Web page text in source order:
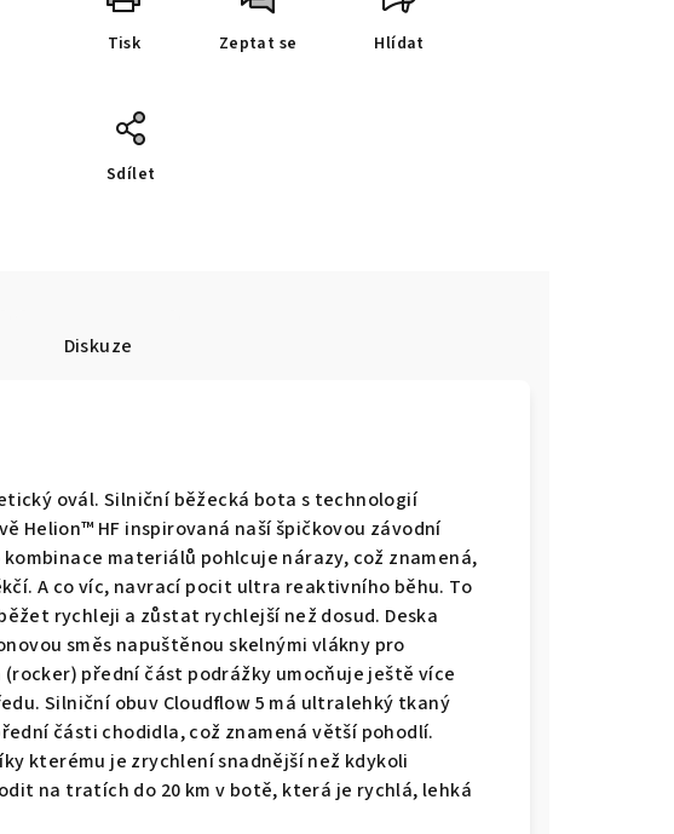
Tisk Zeptat se Hlídat
Sdílet
Diskuze
ovál. Silniční běžecká bota s technologií
Helion™ HF inspirovaná naší špičkovou závodní
materiálů pohlcuje nárazy, což znamená,
A co víc, navrací pocit ultra reaktivního běhu. To
rychleji a zůstat rychlejší než dosud. Deska
směs napuštěnou skelnými vlákny pro
přední část podrážky umocňuje ještě více
Silniční obuv Cloudflow 5 má ultralehký tkaný
části chodidla, což znamená větší pohodlí.
kterému je zrychlení snadnější než kdykoli
na tratích do 20 km v botě, která je rychlá, lehká